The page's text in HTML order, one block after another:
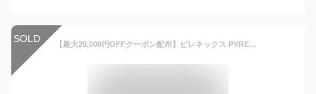
SOLD 【最大20,000円OFFクーポン配布】ピレネックス PYRENEX パッカブル ライトダウンベスト ARIAL 2 VEST 850フィルパワー PNHMW003P ブランド メンズ 男性 アウター ベスト ダウンベスト 防寒 秋冬 旅行 コンパクト